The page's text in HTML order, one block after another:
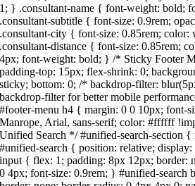
1; } .consultant-name { font-weight: bold;
.consultant-subtitle { font-size: 0.9rem;
.consultant-city { font-size: 0.85rem;
.consultant-distance { font-size: 0.85rem;
4px; font-weight: bold; } /* Sticky Footer
padding-top: 15px; flex-shrink: 0;
sticky; bottom: 0; /* backdrop-filter:
backdrop-filter for better mobile
#footer-menu h4 { margin: 0 0 10px; font-
Manrope, Arial, sans-serif; color: #ffffff
Unified Search */ #unified-search-section
#unified-search { position: relative;
input { flex: 1; padding: 8px 12px; border:
0 4px; font-size: 0.9rem; } #unified-search